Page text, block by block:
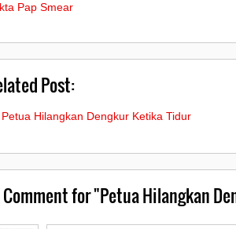
Pap Smear
Post:
Petua Hilangkan Dengkur Ketika Tidur
Comment for "Petua Hilangkan